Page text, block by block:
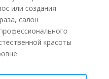
или создания
салон
красоты